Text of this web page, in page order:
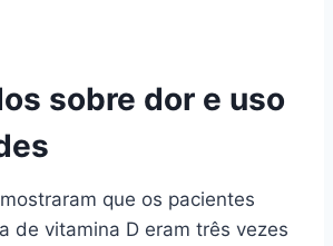
sobre dor e uso
que os pacientes
de vitamina D eram três vezes